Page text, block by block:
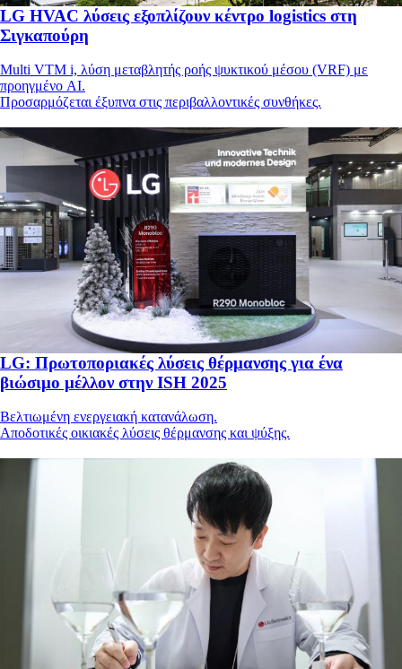
LG HVAC λύσεις εξοπλίζουν κέντρο logistics στη
Σιγκαπούρη
Multi VTM i, λύση μεταβλητής ροής ψυκτικού μέσου (VRF) με
προηγμένο AI.
Προσαρμόζεται έξυπνα στις περιβαλλοντικές συνθήκες.
LG: Πρωτοποριακές λύσεις θέρμανσης για ένα
βιώσιμο μέλλον στην ISH 2025
Βελτιωμένη ενεργειακή κατανάλωση.
Αποδοτικές οικιακές λύσεις θέρμανσης και ψύξης.